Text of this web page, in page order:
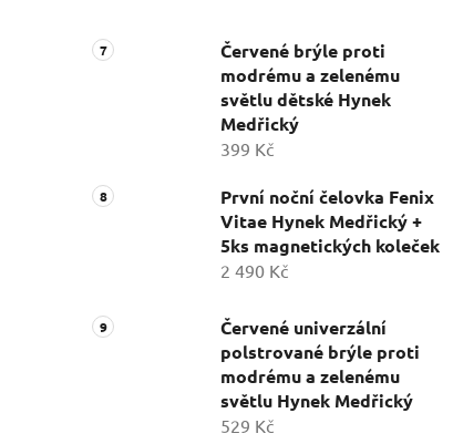
Červené brýle proti
modrému a zelenému
světlu dětské Hynek
Medřický
399 Kč
První noční čelovka Fenix
Vitae Hynek Medřický +
5ks magnetických koleček
2 490 Kč
Červené univerzální
polstrované brýle proti
modrému a zelenému
světlu Hynek Medřický
529 Kč